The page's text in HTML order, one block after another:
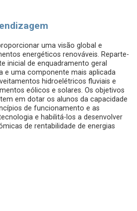
uma visão global e
energéticos renováveis. Reparte-
inicial de enquadramento geral
e uma componente mais aplicada
hidroelétricos fluviais e
eólicos e solares. Os objetivos
em dotar os alunos da capacidade
de funcionamento e as
e habilitá-los a desenvolver
de rentabilidade de energias